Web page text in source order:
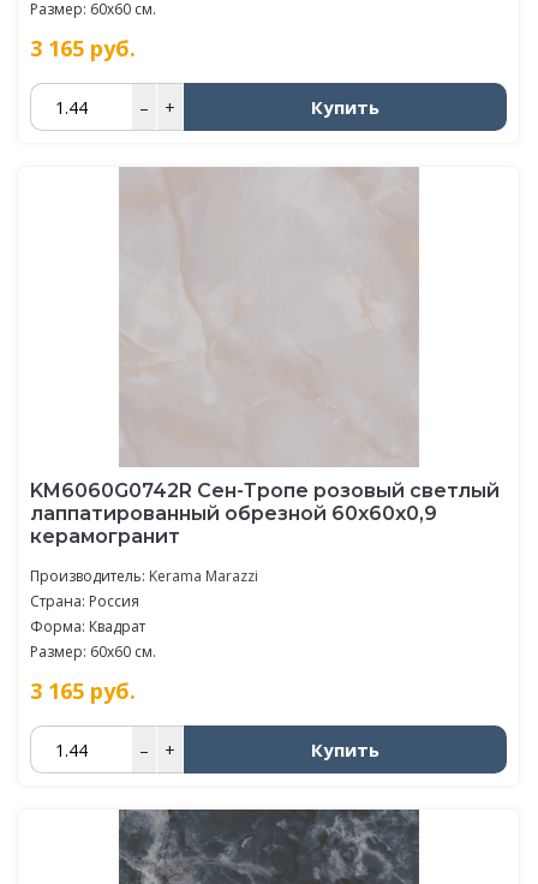
Размер: 60x60 см.
3 165 руб.
– + Купить
KM6060G0742R Сен-Тропе розовый светлый
лаппатированный обрезной 60x60x0,9
керамогранит
Производитель: Kerama Marazzi
Страна: Россия
Форма: Квадрат
Размер: 60x60 см.
3 165 руб.
– + Купить